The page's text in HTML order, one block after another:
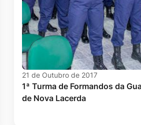
21 de Outubro de 2017
1ª Turma de Formandos da
de Nova Lacerda